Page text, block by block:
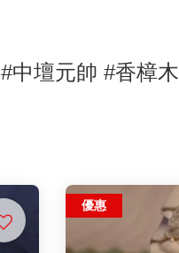
#中壇元帥 #香樟木
優惠